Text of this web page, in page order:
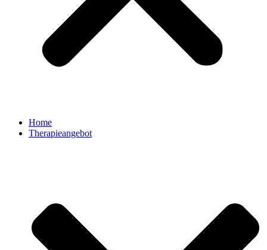
Home
Therapieangebot